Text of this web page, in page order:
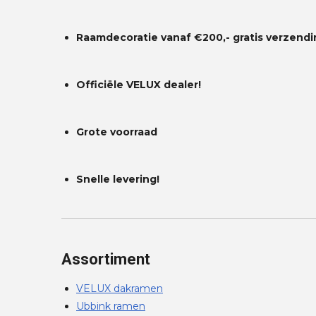
Raamdecoratie vanaf €200,- gratis
Officiële VELUX dealer!
Grote voorraad
Snelle levering!
Assortiment
VELUX dakramen
Ubbink ramen